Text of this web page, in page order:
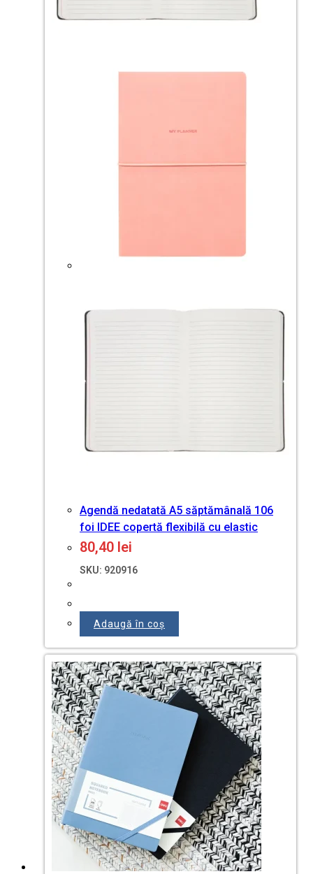
Agendă nedatată A5 săptămânală 106
foi IDEE copertă flexibilă cu elastic
80,40 lei
SKU: 920916
Adaugă în coș